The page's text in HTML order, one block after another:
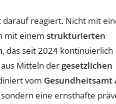
darauf reagiert. Nicht mit
mit einem strukturierten
, das seit 2024 kontinuierlich
Mitteln der gesetzlichen
vom Gesundheitsamt
eine ernsthafte